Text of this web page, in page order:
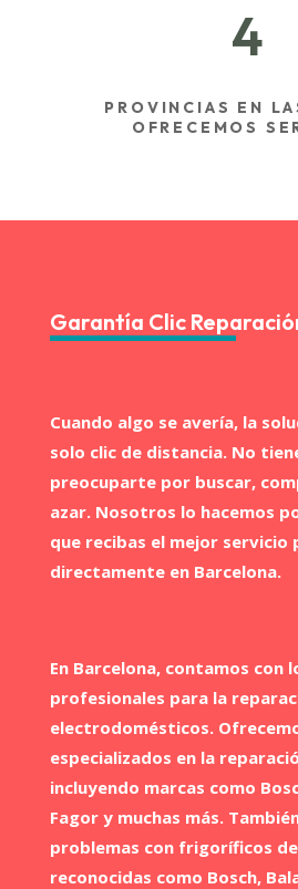
4
PROVINCIAS EN
OFRECEMOS
Garantía Clic
Cuando algo se avería, la
solo clic de distancia. No
preocuparte por buscar,
azar. Nosotros lo hacemos
que recibas el mejor servicio
directamente en Barcelona.
En Barcelona, contamos con
profesionales para la
electrodomésticos.
especializados en la
incluyendo marcas como
Fagor y muchas más.
problemas con frigoríficos
reconocidas como Bosch,